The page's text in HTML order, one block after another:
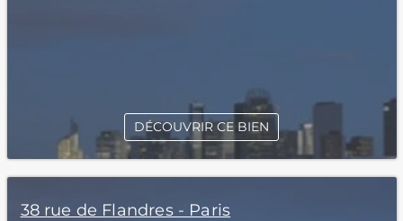
DÉCOUVRIR CE BIEN
38 rue de Flandres - Paris